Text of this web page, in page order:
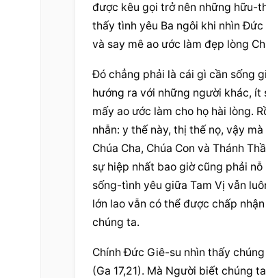
được kêu gọi trở nên những hữu-
thấy tình yêu Ba ngôi khi nhìn
và say mê ao ước làm đẹp lòng
Đó chẳng phải là cái gì cần sống
hướng ra với những người khác, ít
mấy ao ước làm cho họ hài lòng.
nhẫn: y thế này, thị thế nọ, vậy
Chúa Cha, Chúa Con và Thánh
sự hiệp nhất bao giờ cũng phải
sống-tình yêu giữa Tam Vị vẫn
lớn lao vẫn có thể được chấp
chúng ta.
Chính Đức Giê-su nhìn thấy
(Ga 17,21). Mà Người biết chúng